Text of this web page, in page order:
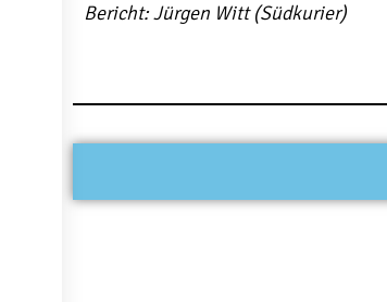
Bericht: Jürgen Witt (Südkurier)